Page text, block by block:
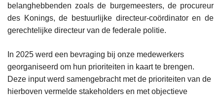
belanghebbenden zoals de burgemeesters, de procureur
des Konings, de bestuurlijke directeur-coördinator en de
gerechtelijke directeur van de federale politie.
In 2025 werd een bevraging bij onze medewerkers
georganiseerd om hun prioriteiten in kaart te brengen.
Deze input werd samengebracht met de prioriteiten van de
hierboven vermelde stakeholders en met objectieve